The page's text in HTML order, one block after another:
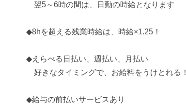
翌5～6時の間は、日勤の時給となります
◆8hを超える残業時給は、時給×1.25！
◆えらべる日払い、週払い、月払い
好きなタイミングで、お給料をうけとれる！
◆給与の前払いサービスあり